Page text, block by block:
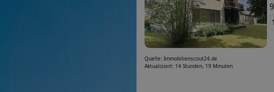
Quelle: Immobilienscout24.de
Aktualisiert: 14 Stunden, 19 Minuten